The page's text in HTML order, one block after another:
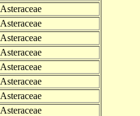
Asteraceae
Asteraceae
Asteraceae
Asteraceae
Asteraceae
Asteraceae
Asteraceae
Asteraceae